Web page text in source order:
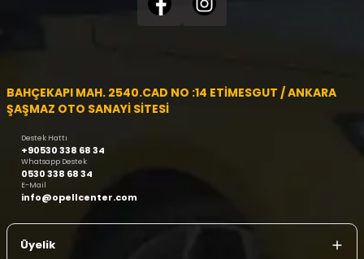
BAHÇEKAPI MAH. 2540.CAD NO :14 ETİMESGUT / ANKARA
ŞAŞMAZ OTO SANAYİ SİTESİ
Destek Hattı
+90530 338 68 34
Whatsapp Destek
0530 338 68 34
E-Mail
info@opellcenter.com
Üyelik